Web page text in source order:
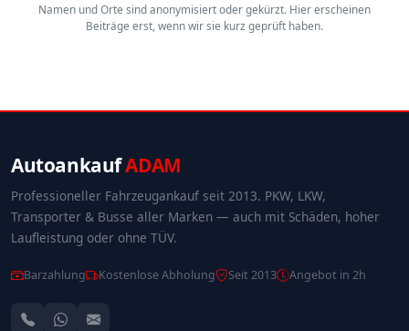
Namen und Orte sind anonymisiert oder gekürzt. Hier erscheinen
Beiträge erst, wenn wir sie kurz geprüft haben.
AutoankaufADAM
Professioneller Fahrzeugankauf seit 2013. PKW, LKW,
Transporter & Busse aller Marken — auch mit Schäden, hoher
Laufleistung oder ohne TÜV.
Barzahlung Kostenlose Abholung Seit 2013 Angebot in 2h